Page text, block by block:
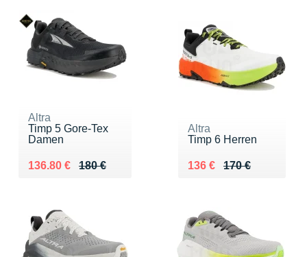
Altra
Timp 5 Gore-Tex
Damen
180 €
Au lieu de 180 €
136.80 €
Vendu 136.80 €
Altra
Timp 6 Herren
170 €
Au lieu de 170 €
136 €
Vendu 136 €